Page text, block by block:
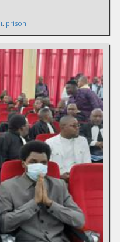
, prison